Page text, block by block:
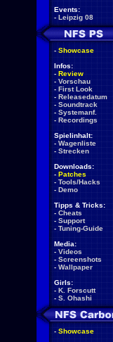
Events:
- Leipzig 08
- Showcase
Infos:
- Review
- Vorschau
- First Look
- Releasedatum
- Soundtrack
- Systemanf.
- Recordings
Spielinhalt:
- Wagenliste
- Strecken
Downloads:
- Patches
- Tools/Hacks
- Demo
Tipps & Tricks:
- Cheats
- Support
- Tuning-Guide
Media:
- Videos
- Screenshots
- Wallpaper
Girls:
- K. Forscutt
- S. Ohashi
- Showcase